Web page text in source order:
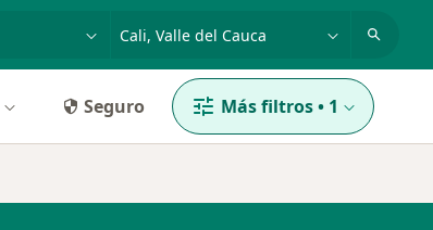
Seguro Más filtros• 1